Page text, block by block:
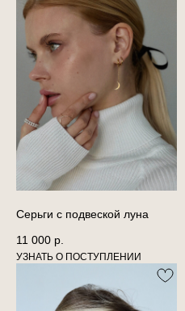
Серьги с подвеской луна
11 000 р.